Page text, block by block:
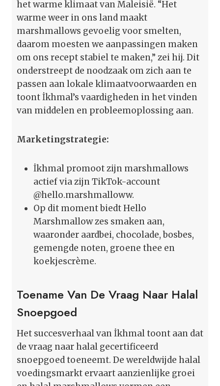
het warme klimaat van Maleisië. “Het
warme weer in ons land maakt
marshmallows gevoelig voor smelten,
daarom moesten we aanpassingen maken
om ons recept stabiel te maken,” zei hij. Dit
onderstreept de noodzaak om zich aan te
passen aan lokale klimaatvoorwaarden en
toont İkhmal’s vaardigheden in het vinden
van middelen en probleemoplossing aan.
Marketingstrategie:
İkhmal promoot zijn marshmallows
actief via zijn TikTok-account
@hello.marshmalloww.
Op dit moment biedt Hello
Marshmallow zes smaken aan,
waaronder aardbei, chocolade, bosbes,
gemengde noten, groene thee en
koekjescrème.
Toename Van De Vraag Naar Halal
Snoepgoed
Het succesverhaal van İkhmal toont aan dat
de vraag naar halal gecertificeerd
snoepgoed toeneemt. De wereldwijde halal
voedingsmarkt ervaart aanzienlijke groei